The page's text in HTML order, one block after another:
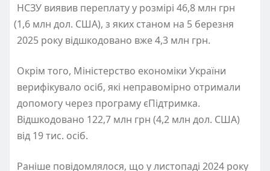
НСЗУ виявив переплату у розмірі 46,8 млн грн
(1,6 млн дол. США), з яких станом на 5 березня
2025 року відшкодовано вже 4,3 млн грн.
Окрім того, Міністерство економіки України
верифікувало осіб, які неправомірно отримали
допомогу через програму єПідтримка.
Відшкодовано 122,7 млн грн (4,2 млн дол. США)
від 19 тис. осіб.
Раніше повідомлялося, що у листопаді 2024 року